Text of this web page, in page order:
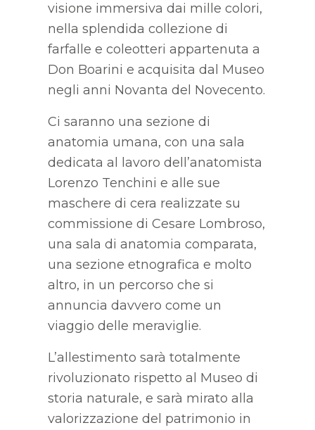
visione immersiva dai mille colori,
nella splendida collezione di
farfalle e coleotteri appartenuta a
Don Boarini e acquisita dal Museo
negli anni Novanta del Novecento.
Ci saranno una sezione di
anatomia umana, con una sala
dedicata al lavoro dell’anatomista
Lorenzo Tenchini e alle sue
maschere di cera realizzate su
commissione di Cesare Lombroso,
una sala di anatomia comparata,
una sezione etnografica e molto
altro, in un percorso che si
annuncia davvero come un
viaggio delle meraviglie.
L’allestimento sarà totalmente
rivoluzionato rispetto al Museo di
storia naturale, e sarà mirato alla
valorizzazione del patrimonio in